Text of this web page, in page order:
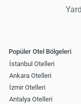
Popüler Otel Bölgeleri
İstanbul Otelleri
Ankara Otelleri
İzmir Otelleri
Antalya Otelleri